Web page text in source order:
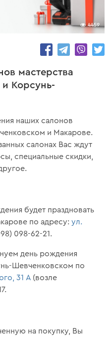
4459
мастерства
Корсунь-
наших салонов
и Макарове.
салонах Вас ждут
специальные скидки,
будет праздновать
по адресу:ул.
098-62-21.
день рождения
Шевченковском по
31 А (возле
на покупку, Вы